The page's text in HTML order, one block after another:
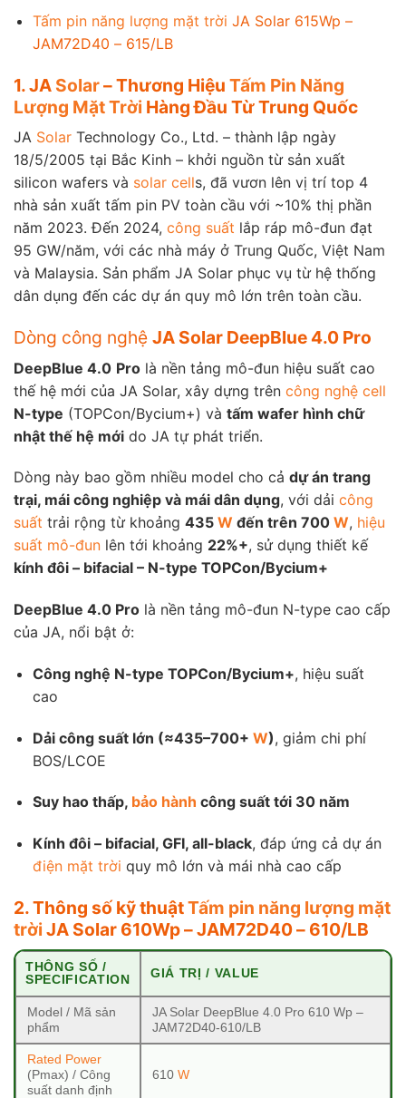
Tấm pin năng lượng mặt trời JA Solar 615Wp –
JAM72D40 – 615/LB
1. JA Solar– Thương Hiệu Tấm Pin Năng
Lượng Mặt Trời Hàng Đầu Từ Trung Quốc
JA Solar Technology Co., Ltd. – thành lập ngày
18/5/2005 tại Bắc Kinh – khởi nguồn từ sản xuất
silicon wafers và solar cells, đã vươn lên vị trí top 4
nhà sản xuất tấm pin PV toàn cầu với ~10% thị phần
năm 2023. Đến 2024, công suất lắp ráp mô-đun đạt
95 GW/năm, với các nhà máy ở Trung Quốc, Việt Nam
và Malaysia. Sản phẩm JA Solar phục vụ từ hệ thống
dân dụng đến các dự án quy mô lớn trên toàn cầu.
Dòng công nghệ JA Solar DeepBlue 4.0 Pro
DeepBlue 4.0 Pro là nền tảng mô-đun hiệu suất cao
thế hệ mới của JA Solar, xây dựng trên công nghệ cell
N-type (TOPCon/Bycium+) và tấm wafer hình chữ
nhật thế hệ mới do JA tự phát triển.
Dòng này bao gồm nhiều model cho cả dự án trang
trại, mái công nghiệp và mái dân dụng, với dải công
suất trải rộng từ khoảng 435 W đến trên 700 W, hiệu
suất mô-đun lên tới khoảng 22%+, sử dụng thiết kế
kính đôi – bifacial – N-type TOPCon/Bycium+
DeepBlue 4.0 Pro là nền tảng mô-đun N-type cao cấp
của JA, nổi bật ở:
Công nghệ N-type TOPCon/Bycium+, hiệu suất
cao
Dải công suất lớn (≈435–700+ W), giảm chi phí
BOS/LCOE
Suy hao thấp, bảo hành công suất tới 30 năm
Kính đôi – bifacial, GFI, all-black, đáp ứng cả dự án
điện mặt trời quy mô lớn và mái nhà cao cấp
2. Thông số kỹ thuậtTấm pin năng lượng mặt
trời JA Solar 610Wp – JAM72D40 – 610/LB
THÔNG SỐ /
SPECIFICATION
GIÁ TRỊ / VALUE
Model / Mã sản
phẩm
JA Solar DeepBlue 4.0 Pro 610 Wp –
JAM72D40-610/LB
Rated Power
(Pmax) / Công
suất danh định
610 W